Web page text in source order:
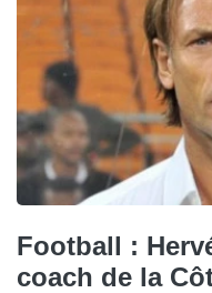
Football :
coach de la